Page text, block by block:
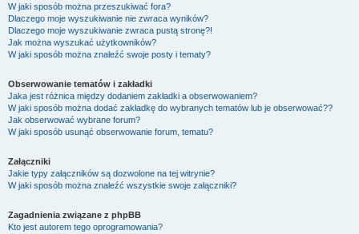
W jaki sposób można przeszukiwać fora?
Dlaczego moje wyszukiwanie nie zwraca wyników?
Dlaczego moje wyszukiwanie zwraca pustą stronę?!
Jak można wyszukać użytkowników?
W jaki sposób można znaleźć swoje posty i tematy?
Obserwowanie tematów i zakładki
Jaka jest różnica między dodaniem zakładki a obserwowaniem?
W jaki sposób można dodać zakładkę do wybranych tematów lub je obserwować??
Jak obserwować wybrane forum?
W jaki sposób usunąć obserwowanie forum, tematu?
Załączniki
Jakie typy załączników są dozwolone na tej witrynie?
W jaki sposób można znaleźć wszystkie swoje załączniki?
Zagadnienia związane z phpBB
Kto jest autorem tego oprogramowania?